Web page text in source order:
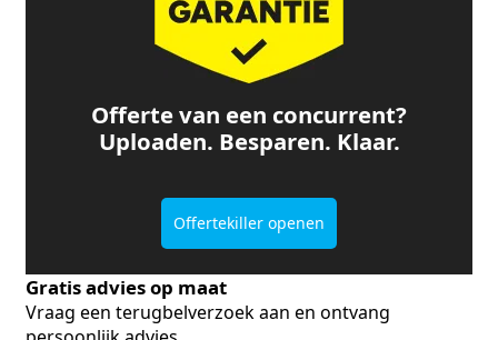
Offerte van een concurrent?
Uploaden. Besparen. Klaar.
Offertekiller openen
Gratis advies op maat
Vraag een terugbelverzoek aan en ontvang